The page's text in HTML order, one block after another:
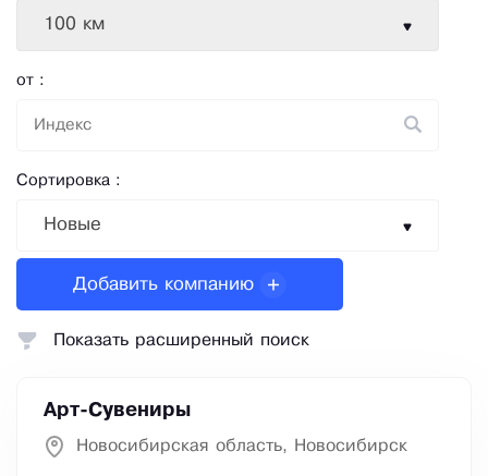
100 км
от :
Сортировка :
Новые
Добавить компанию
Арт-Сувениры
Новосибирская область, Новосибирск
Показать расширенный поиск